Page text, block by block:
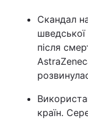
Скандал
після
країн.